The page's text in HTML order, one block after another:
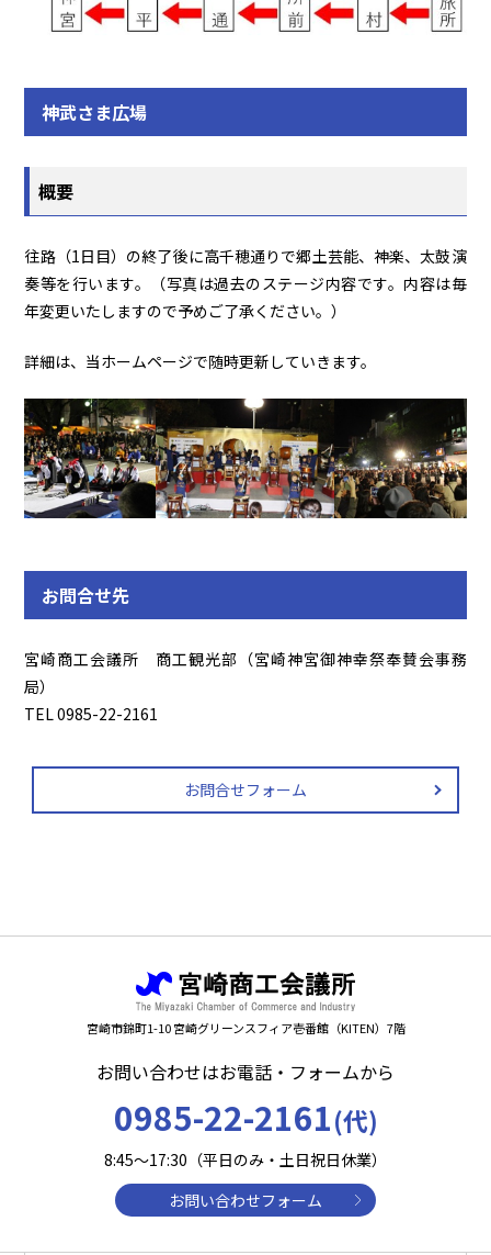
神武さま広場
概要
往路（1日目）の終了後に高千穂通りで郷土芸能、神楽、太鼓演
奏等を行います。（写真は過去のステージ内容です。内容は毎
年変更いたしますので予めご了承ください。）
詳細は、当ホームページで随時更新していきます。
お問合せ先
宮崎商工会議所 商工観光部（宮崎神宮御神幸祭奉賛会事務
局）
TEL 0985-22-2161
お問合せフォーム
宮崎市錦町1-10 宮崎グリーンスフィア壱番館（KITEN）7階
お問い合わせはお電話・フォームから
0985-22-2161(代)
8:45～17:30（平日のみ・土日祝日休業）
お問い合わせフォーム